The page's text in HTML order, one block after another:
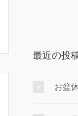
最近の投
お盆